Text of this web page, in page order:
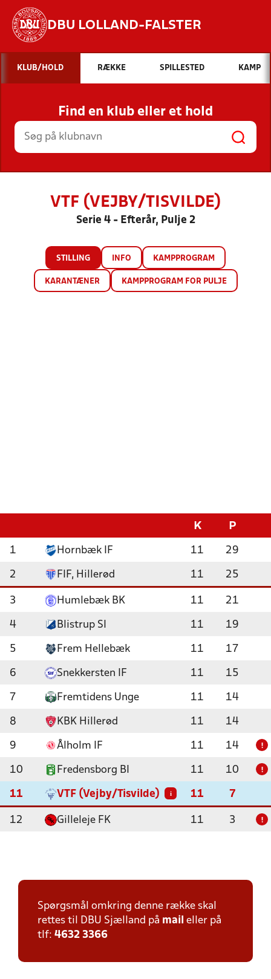
DBU LOLLAND-FALSTER
Hvad vil du søge efter?
INDHOLD OG NYHEDER
STILLINGER, RESULTATER, KLUBBER OG
HOLD
KLUB/HOLD RÆKKE SPILLESTED KAMP
Find en klub eller et hold
VTF (VEJBY/TISVILDE)
Serie 4 - Efterår, Pulje 2
STILLING INFO KAMPPROGRAM
KARANTÆNER KAMPPROGRAM FOR PULJE
K P
1 Hornbæk IF 11 29
2 FIF, Hillerød 11 25
3 Humlebæk BK 11 21
4 Blistrup SI 11 19
5 Frem Hellebæk 11 17
6 Snekkersten IF 11 15
7 Fremtidens Unge 11 14
8 KBK Hillerød 11 14
9 Ålholm IF 11 14 !
10 Fredensborg BI 11 10 !
11 VTF (Vejby/Tisvilde) i 11 7
12 Gilleleje FK 11 3 !
Spørgsmål omkring denne række skal
rettes til DBU Sjælland på mail eller på
tlf: 4632 3366